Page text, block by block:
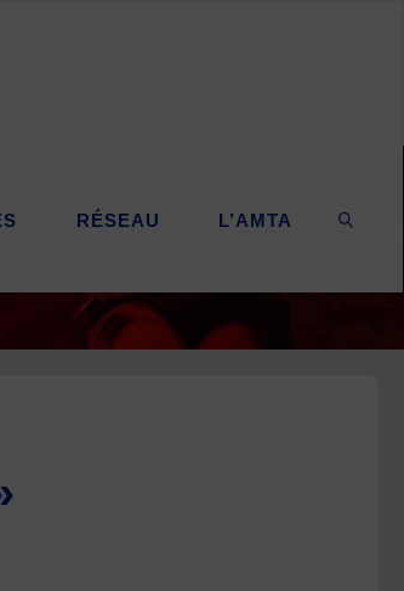
RÉSEAU L’AMTA